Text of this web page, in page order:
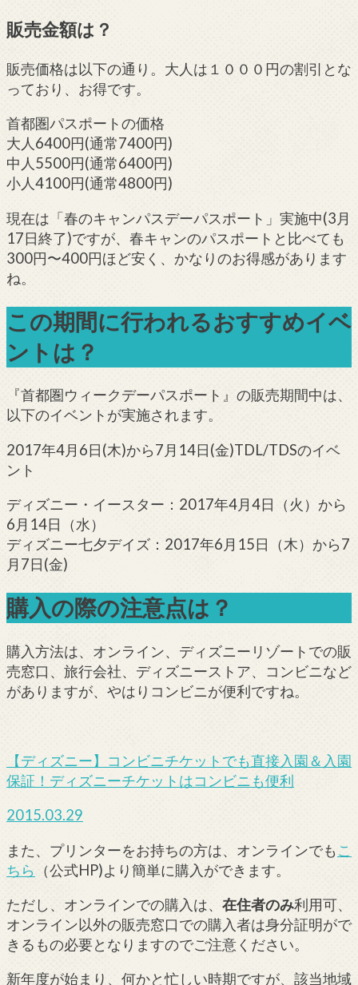
販売金額は？
販売価格は以下の通り。大人は１０００円の割引とな
っており、お得です。
首都圏パスポートの価格
大人6400円(通常7400円)
中人5500円(通常6400円)
小人4100円(通常4800円)
現在は「春のキャンパスデーパスポート」実施中(3月
17日終了)ですが、春キャンのパスポートと比べても
300円〜400円ほど安く、かなりのお得感があります
ね。
この期間に行われるおすすめイベ
ントは？
『首都圏ウィークデーパスポート』の販売期間中は、
以下のイベントが実施されます。
2017年4月6日(木)から7月14日(金)TDL/TDSのイベ
ント
ディズニー・イースター：2017年4月4日（火）から
6月14日（水）
ディズニー七夕デイズ：2017年6月15日（木）から7
月7日(金)
購入の際の注意点は？
購入方法は、オンライン、ディズニーリゾートでの販
売窓口、旅行会社、ディズニーストア、コンビニなど
がありますが、やはりコンビニが便利ですね。
【ディズニー】コンビニチケットでも直接入園＆入園
保証！ディズニーチケットはコンビニも便利
2015.03.29
また、プリンターをお持ちの方は、オンラインでも こ
ちら
（公式HP)より簡単に購入ができます。
ただし、オンラインでの購入は、 在住者のみ利用可、
オンライン以外の販売窓口での購入者は身分証明がで
きるもの必要となりますのでご注意ください。
新年度が始まり、何かと忙しい時期ですが、該当地域